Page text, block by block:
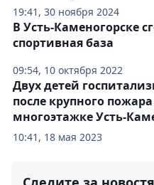
19:41, 30 ноября 2024
09:54, 10 октября 2022
В Усть-Каменогорске
спортивная база
10:41, 18 мая 2023
Двух детей
после крупного
многоэтажке Усть-